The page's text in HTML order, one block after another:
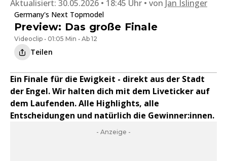
Aktualisiert: 30.05.2026 • 18:45 Uhr von Jan Islinger
Germany's Next Topmodel
Preview: Das große Finale
Videoclip • 01:05 Min • Ab 12
Teilen
Ein Finale für die Ewigkeit - direkt aus der Stadt
der Engel. Wir halten dich mit dem Liveticker auf
dem Laufenden. Alle Highlights, alle
Entscheidungen und natürlich die Gewinner:innen.
- Anzeige -